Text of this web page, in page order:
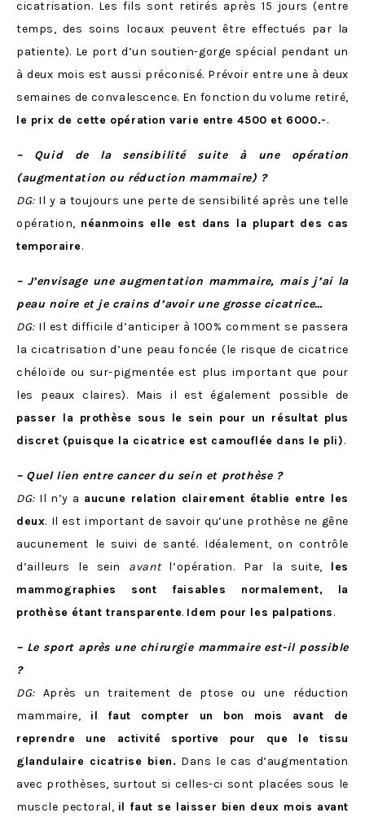
cicatrisation. Les fils sont retirés après 15 jours (entre
temps, des soins locaux peuvent être effectués par la
patiente). Le port d’un soutien-gorge spécial pendant un
à deux mois est aussi préconisé. Prévoir entre une à deux
semaines de convalescence. En fonction du volume retiré,
le prix de cette opération varie entre 4500 et 6000.-.
– Quid de la sensibilité suite à une opération
(augmentation ou réduction mammaire) ?
DG:Il y a toujours une perte de sensibilité après une telle
opération, néanmoins elle est dans la plupart des cas
temporaire.
– J’envisage une augmentation mammaire, mais j’ai la
peau noire et je crains d’avoir une grosse cicatrice…
DG: Il est difficile d’anticiper à 100% comment se passera
la cicatrisation d’une peau foncée (le risque de cicatrice
chéloïde ou sur-pigmentée est plus important que pour
les peaux claires). Mais il est également possible de
passer la prothèse sous le sein pour un résultat plus
discret (puisque la cicatrice est camouflée dans le pli).
– Quel lien entre cancer du sein et prothèse ?
DG:Il n’y a aucune relation clairement établie entre les
deux. Il est important de savoir qu’une prothèse ne gêne
aucunement le suivi de santé. Idéalement, on contrôle
d’ailleurs le sein avantl’opération. Par la suite, les
mammographies sont faisables normalement, la
prothèse étant transparente. Idem pour les palpations.
– Le sport après une chirurgie mammaire est-il possible
?
DG:Après un traitement de ptose ou une réduction
mammaire, il faut compter un bon mois avant de
reprendre une activité sportive pour que le tissu
glandulaire cicatrise bien. Dans le cas d’augmentation
avec prothèses, surtout si celles-ci sont placées sous le
muscle pectoral, il faut se laisser bien deux mois avant